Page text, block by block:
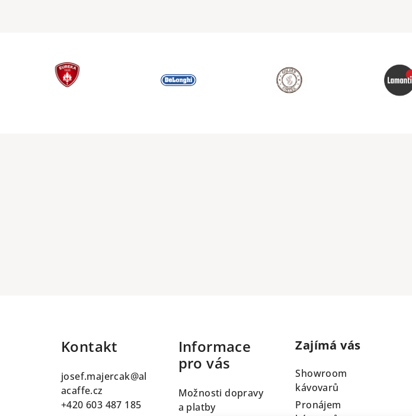
Kontakt
josef.majercak@al
acaffe.cz
+420 603 487 185
Informace
pro vás
Možnosti dopravy
a platby
Zajímá vás
Showroom
kávovarů
Pronájem